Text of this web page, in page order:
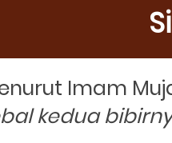
Imam
kedua